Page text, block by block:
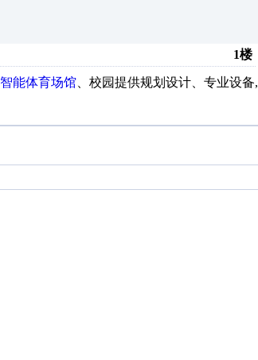
1楼
智能体育场馆 、校园提供规划设计、专业设备,